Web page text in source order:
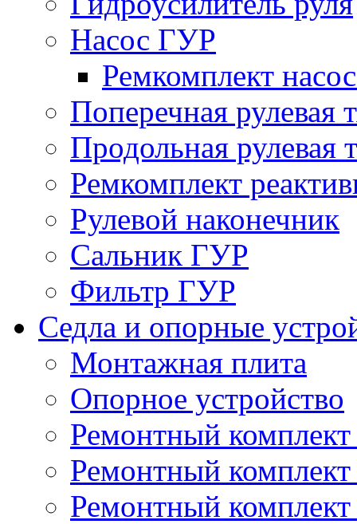
Насос ГУР
Ремкомплект
Поперечная рулевая
Продольная рулевая
Ремкомплект
Рулевой наконечник
Сальник ГУР
Фильтр ГУР
Седла и опорные
Монтажная плита
Опорное устройство
Ремонтный комплект
Ремонтный
Ремонтный комплект